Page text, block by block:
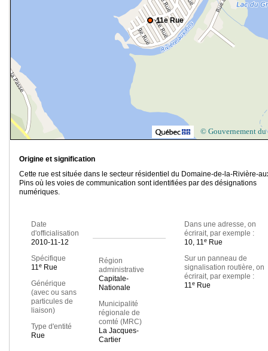
11e Rue
© Gouvernement du
Origine et signification
Cette rue est située dans le secteur résidentiel du Domaine-de-la-Rivière-
Pins où les voies de communication sont identifiées par des désignations
numériques.
Date
d'officialisation
2010-11-12
Spécifique
11e Rue
Générique
(avec ou sans
particules de
liaison)
Type d'entité
Rue
Région
administrative
Capitale-
Nationale
Municipalité
régionale de
comté (MRC)
La Jacques-
Cartier
Dans une adresse, on
écrirait, par exemple :
10, 11eRue
Sur un panneau de
signalisation routière, on
écrirait, par exemple :
11eRue